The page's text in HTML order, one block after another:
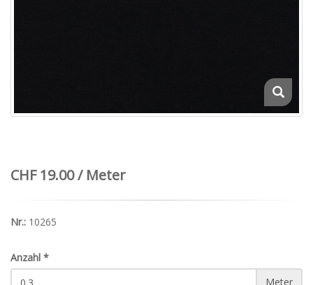
CHF 19.00 / Meter
Nr.: 10265
Anzahl *
Meter